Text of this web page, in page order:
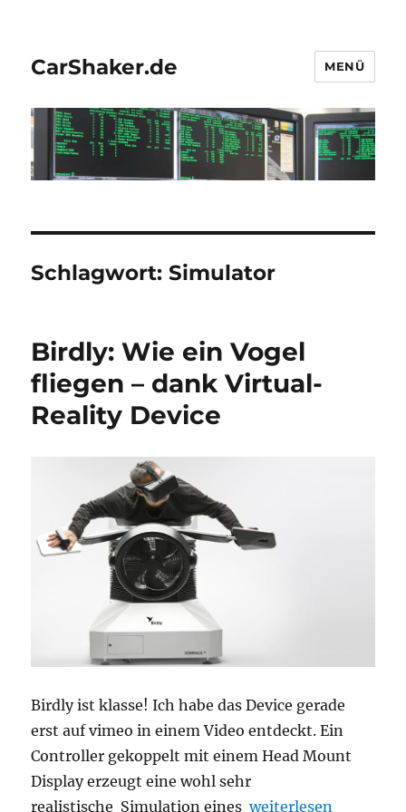
CarShaker.de MENÜ
Schlagwort:Simulator
Birdly: Wie ein Vogel
fliegen – dank Virtual-
Reality Device
Birdly ist klasse! Ich habe das Device gerade
erst auf vimeo in einem Video entdeckt. Ein
Controller gekoppelt mit einem Head Mount
Display erzeugt eine wohl sehr
realistische Simulation eines„Birdly: Wie ein
weiterlesen